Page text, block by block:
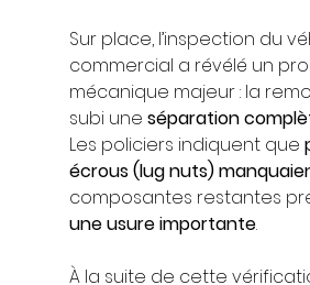
Sur place, l’inspection du
commercial a révélé un
mécanique majeur : la
subi une séparation
Les policiers indiquent que
écrous (lug nuts)
composantes restantes
une usure importante.
À la suite de cette